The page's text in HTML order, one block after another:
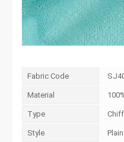
Fabric Code
Material
Type
Style Plain